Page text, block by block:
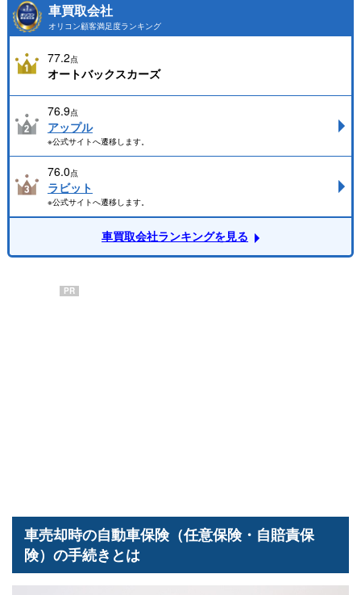
車買取会社
オリコン顧客満足度ランキング
77.2点
オートバックスカーズ
76.9点
アップル
※公式サイトへ遷移します。
76.0点
ラビット
※公式サイトへ遷移します。
車買取会社ランキングを見る
PR
車売却時の自動車保険（任意保険・自賠責保
険）の手続きとは